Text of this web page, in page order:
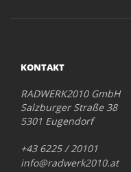
KONTAKT
RADWERK2010 GmbH
Salzburger Straße 38
5301 Eugendorf
+43 6225 / 20101
info@radwerk2010.at